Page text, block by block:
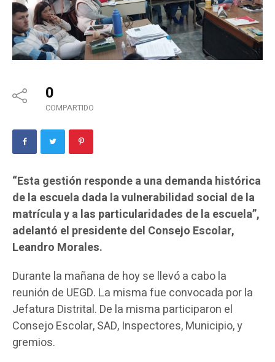
0
COMPARTIDO
“Esta gestión responde a una demanda histórica
de la escuela dada la vulnerabilidad social de la
matrícula y a las particularidades de la escuela”,
adelantó el presidente del Consejo Escolar,
Leandro Morales.
Durante la mañana de hoy se llevó a cabo la
reunión de UEGD. La misma fue convocada por la
Jefatura Distrital. De la misma participaron el
Consejo Escolar, SAD, Inspectores, Municipio, y
gremios.